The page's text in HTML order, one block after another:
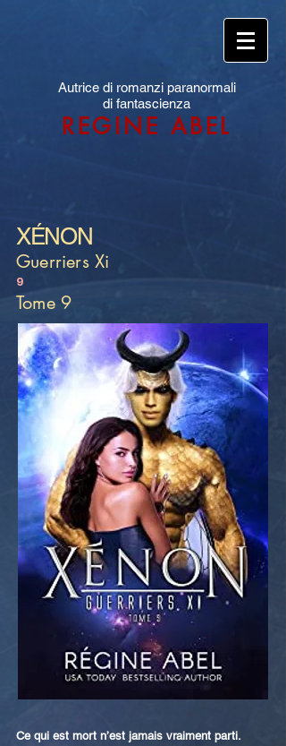
Autrice di romanzi paranormali
di fantascienza
REGINE ABEL
XÉNON
Guerriers Xi
9
Tome 9
Ce qui est mort n’est jamais vraiment parti.